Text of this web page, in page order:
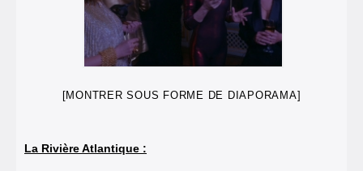
[MONTRER SOUS FORME DE DIAPORAMA]
La Rivière Atlantique :